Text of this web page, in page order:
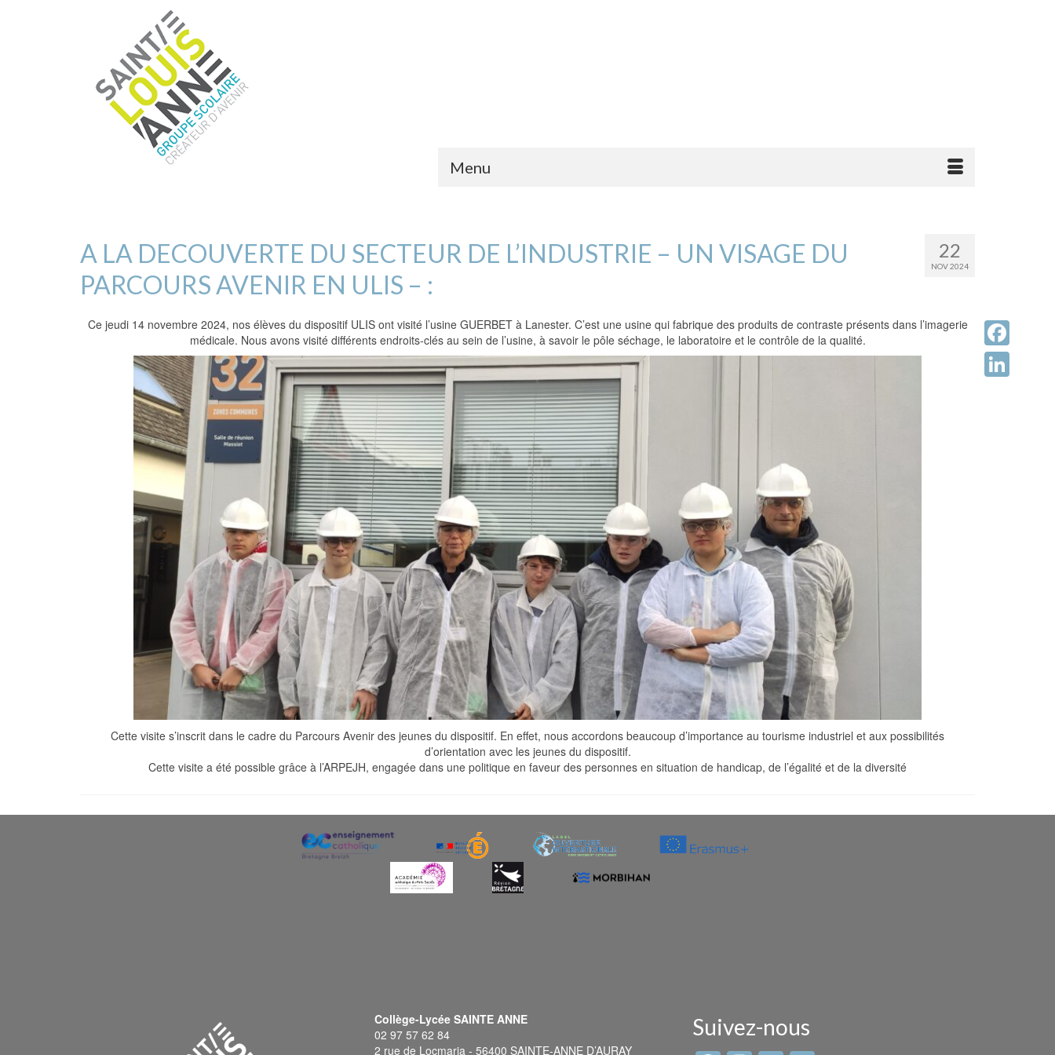
Menu
22
NOV 2024
A LA DECOUVERTE DU SECTEUR DE L’INDUSTRIE – UN VISAGE DU
PARCOURS AVENIR EN ULIS – :
Ce jeudi 14 novembre 2024, nos élèves du dispositif ULIS ont visité l’usine GUERBET à Lanester. C’est une usine qui fabrique des produits de contraste présents dans l’imagerie
médicale. Nous avons visité différents endroits-clés au sein de l’usine, à savoir le pôle séchage, le laboratoire et le contrôle de la qualité.
Cette visite s’inscrit dans le cadre du Parcours Avenir des jeunes du dispositif. En effet, nous accordons beaucoup d’importance au tourisme industriel et aux possibilités
d’orientation avec les jeunes du dispositif.
Cette visite a été possible grâce à l’ARPEJH, engagée dans une politique en faveur des personnes en situation de handicap, de l’égalité et de la diversité
Collège-Lycée SAINTE ANNE
02 97 57 62 84
2 rue de Locmaria - 56400 SAINTE-ANNE D’AURAY
Suivez-nous
Facebook